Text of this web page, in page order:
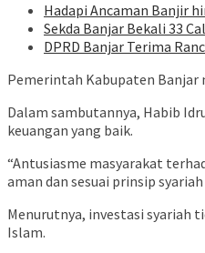
Hadapi Ancaman Banjir
Sekda Banjar Bekali 33
DPRD Banjar Terima
Pemerintah Kabupaten Banjar
Dalam sambutannya, Habib
keuangan yang baik.
“Antusiasme masyarakat
aman dan sesuai prinsip
Menurutnya, investasi syariah
Islam.